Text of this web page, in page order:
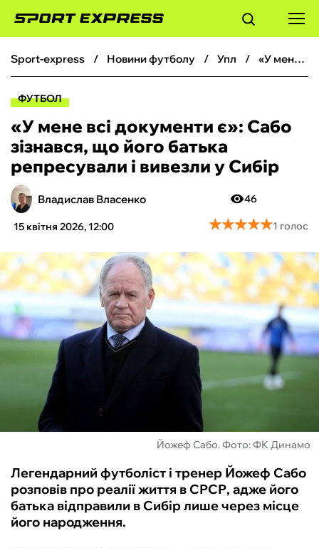
ФУТБОЛ
БОКС
ХОКЕЙ
ТЕНІС
КІБЕРСПОРТ
ЧС-2026
ФУТЗАЛ
БУКМЕКЕРИ
sport-express новини футболу упл «У мене всі документи є»: Сабо зізнався, що його батька репресували і вивезли у Сибір
ФУТБОЛ
«У мене всі документи є»: Сабо
зізнався, що його батька
репресували і вивезли у Сибір
Владислав Власенко
15 квітня 2026, 12:00
46
★★★★★
★★★★★1 голос
Йожеф Сабо. Фото: ФК Динамо
Легендарний футболіст і тренер Йожеф Сабо
розповів про реалії життя в СРСР, адже його
батька відправили в Сибір лише через місце
його народження.